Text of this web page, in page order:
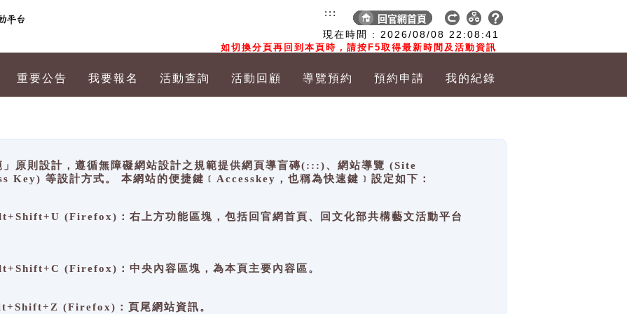
現在時間 : 2026/08/08 22:08:41
如切換分頁再回到本頁時，請按F5取得最新時間及活動資訊
:::
重要公告 我要報名 活動查詢 活動回顧 導覽預約 預約申請 我的紀錄
」原則設計，遵循無障礙網站設計之規範提供網頁導盲磚(:::)、網站導覽 (Site
等設計方式。 本網站的便捷鍵﹝Accesskey，也稱為快速鍵﹞設定如下：
(Firefox)：右上方功能區塊，包括回官網首頁、回文化部共構藝文活動平台
(Firefox)：中央內容區塊，為本頁主要內容區。
(Firefox)：頁尾網站資訊。